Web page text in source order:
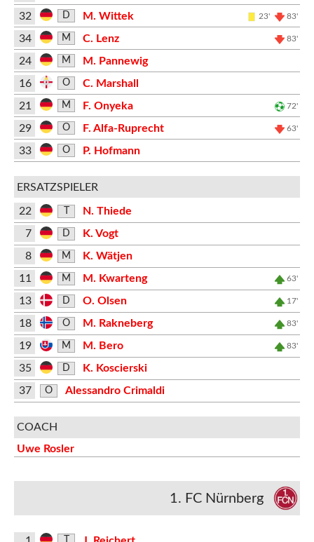
32
D M. Wittek 23' 83'
34 M C. Lenz 83'
24 M
M. Pannewig
16
O
C. Marshall
21
M F. Onyeka 72'
29 O F. Alfa-Ruprecht 63'
33 O P. Hofmann
ERSATZSPIELER
22
N. Thiede
7
D
K. Vogt
8
M
K. Wätjen
11
M M. Kwarteng 63'
13 D O. Olsen 17'
18 O M. Rakneberg 83'
19 M M. Bero 83'
35 D
K. Koscierski
37
O Alessandro Crimaldi
COACH
Uwe Rosler
1. FC Nürnberg